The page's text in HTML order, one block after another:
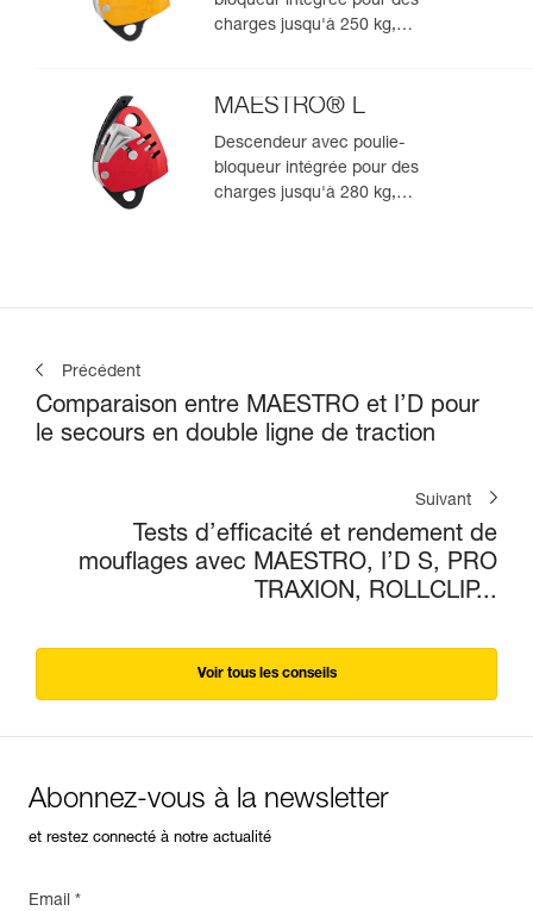
charges jusqu'à 250 kg,
MAESTRO® L
Descendeur avec poulie-
bloqueur intégrée pour des
charges jusqu'à 280 kg,
Précédent
Comparaison entre MAESTRO et I’D pour
le secours en double ligne de traction
Suivant
Tests d’efficacité et rendement de
mouflages avec MAESTRO, I’D S, PRO
TRAXION, ROLLCLIP...
Voir tous les conseils
Abonnez-vous à la newsletter
et restez connecté à notre actualité
Email *